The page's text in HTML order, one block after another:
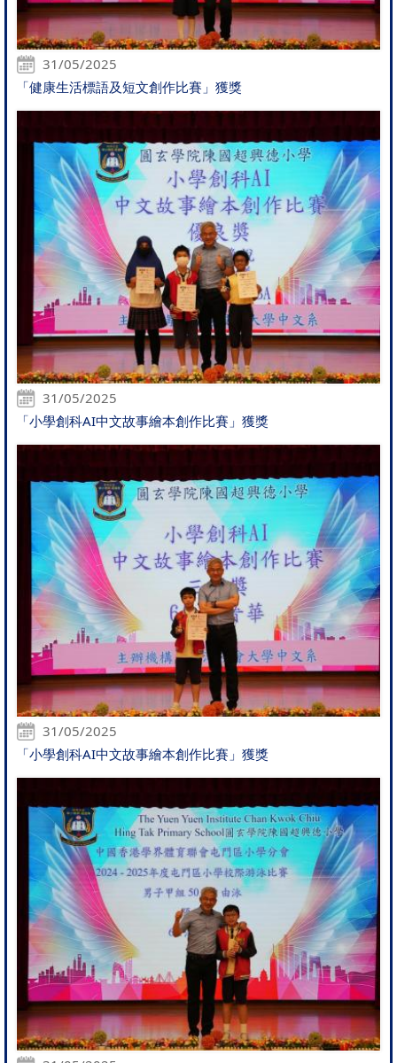
31/05/2025
「健康生活標語及短文創作比賽」獲獎
31/05/2025
「小學創科AI中文故事繪本創作比賽」獲獎
31/05/2025
「小學創科AI中文故事繪本創作比賽」獲獎